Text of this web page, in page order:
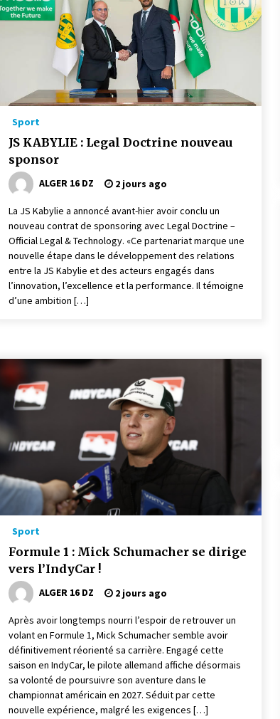
Affaires religieuses : Ouverture des
candidatures au concours du Prix
national du meilleur prêche du
vendredi
2 semaines ago
Première voiture de course conçue
et fabriquée localement : Une équipe
d’étudiants algériens participe à
Sport
JS KABYLIE : Legal Doctrine nouveau
sponsor
ALGER 16 DZ 2 jours ago
La JS Kabylie a annoncé avant-hier avoir conclu un
nouveau contrat de sponsoring avec Legal Doctrine –
Official Legal & Technology. «Ce partenariat marque une
nouvelle étape dans le développement des relations
entre la JS Kabylie et des acteurs engagés dans
l’innovation, l’excellence et la performance. Il témoigne
d’une ambition […]
Sport
Formule 1 : Mick Schumacher se dirige
vers l’IndyCar !
ALGER 16 DZ 2 jours ago
Après avoir longtemps nourri l’espoir de retrouver un
volant en Formule 1, Mick Schumacher semble avoir
définitivement réorienté sa carrière. Engagé cette
saison en IndyCar, le pilote allemand affiche désormais
sa volonté de poursuivre son aventure dans le
championnat américain en 2027. Séduit par cette
nouvelle expérience, malgré les exigences […]